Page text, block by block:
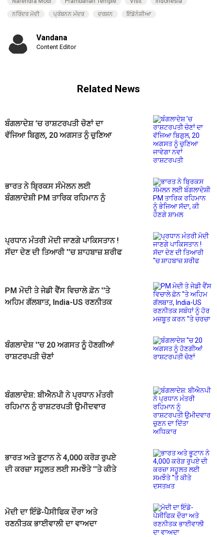
ਨਰਿੰਦਰ ਮੋਦੀ
ਪ੍ਰੰਬਨਨ ਮੰਦਰ ਦਰਸ਼ਨ ਇੰਡੋਨੇਸ਼ੀਆ
Vandana
Content Editor
Related News
ਬੰਗਲਾਦੇਸ਼ ’ਚ ਰਾਸ਼ਟਰਪਤੀ ਚੋਣਾਂ ਦਾ
ਵੱਜਿਆ ਬਿਗੁਲ, 20 ਅਗਸਤ ਨੂੰ ਚੁਣਿਆ
ਭਾਰਤ ਨੇ ਬ੍ਰਿਕਸ ਸੰਮੇਲਨ ਲਈ
ਬੰਗਲਾਦੇਸ਼ੀ PM ਤਾਰਿਕ ਰਹਿਮਾਨ ਨੂੰ
ਪ੍ਰਧਾਨ ਮੰਤਰੀ ਮੋਦੀ ਜਾਣਗੇ ਪਾਕਿਸਤਾਨ !
ਸੱਦਾ ਦੇਣ ਦੀ ਤਿਆਰੀ ''ਚ ਸ਼ਾਹਬਾਜ਼ ਸ਼ਰੀਫ
PM ਮੋਦੀ ਤੇ ਜੇਡੀ ਵੈਂਸ ਵਿਚਾਲੇ ਫ਼ੋਨ ''ਤੇ
ਅਹਿਮ ਗੱਲਬਾਤ, India-US ਰਣਨੀਤਕ
ਬੰਗਲਾਦੇਸ਼ ''ਚ 20 ਅਗਸਤ ਨੂੰ ਹੋਣਗੀਆਂ
ਰਾਸ਼ਟਰਪਤੀ ਚੋਣਾਂ
ਬੰਗਲਾਦੇਸ਼: ਬੀਐਨਪੀ ਨੇ ਪ੍ਰਧਾਨ ਮੰਤਰੀ
ਰਹਿਮਾਨ ਨੂੰ ਰਾਸ਼ਟਰਪਤੀ ਉਮੀਦਵਾਰ
ਭਾਰਤ ਅਤੇ ਭੂਟਾਨ ਨੇ 4,000 ਕਰੋੜ ਰੁਪਏ
ਦੀ ਕਰਜ਼ਾ ਸਹੂਲਤ ਲਈ ਸਮਝੌਤੇ ''ਤੇ ਕੀਤੇ
ਮੋਦੀ ਦਾ ਇੰਡੋ-ਪੈਸੀਫਿਕ ਦੌਰਾ ਅਤੇ
ਰਣਨੀਤਕ ਭਾਈਵਾਲੀ ਦਾ ਵਾਅਦਾ